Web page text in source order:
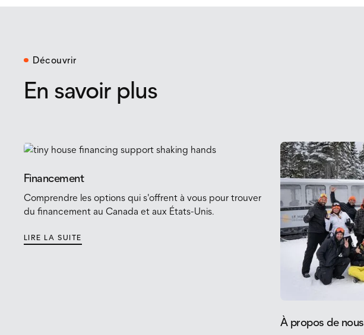
Découvrir
En savoir plus
Financement
Comprendre les options qui s'offrent à vous pour trouver
du financement au Canada et aux États-Unis.
LIRE LA SUITE
À propos de nous